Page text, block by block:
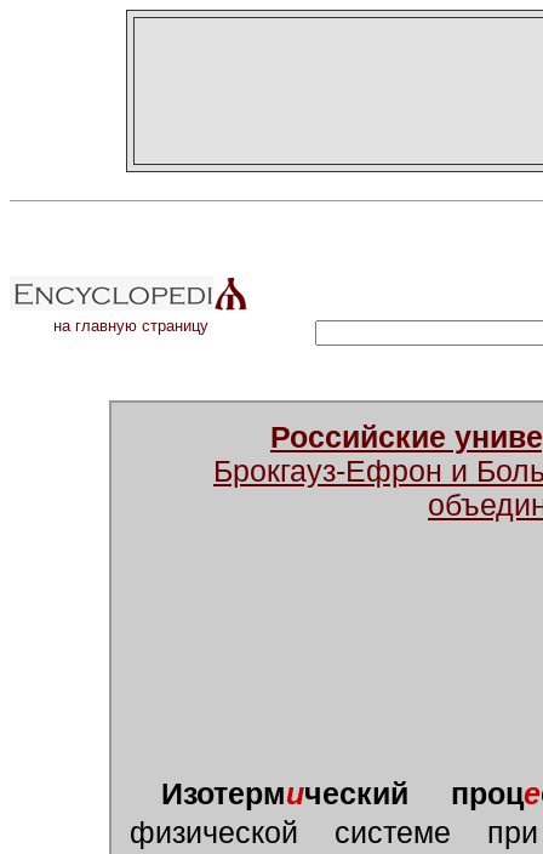
на главную страницу
Российские
Брокгауз-Ефрон и
Изотермический проце
физической системе